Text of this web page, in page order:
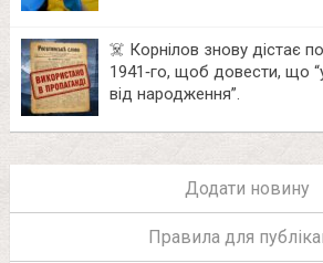
☠️ Корнілов знову дістає
1941‑го, щоб довести, що
від народження”.
Додати новину
Правила для